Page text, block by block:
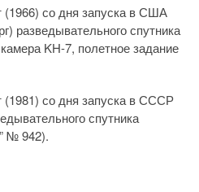
(1966) со дня запуска в США
разведывательного спутника
KH-7, полетное задание
(1981) со дня запуска в СССР
спутника
№ 942).